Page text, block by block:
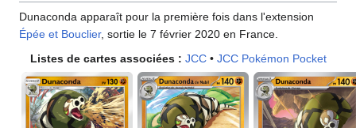
Dunaconda apparaît pour la première fois dans l'extension
Épée et Bouclier, sortie le 7 février 2020 en France.
Listes de cartes associées : JCC• JCC Pokémon Pocket